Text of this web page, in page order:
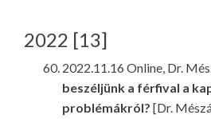
2022 [13]
2022.11.16 Online, Dr.
beszéljünk a férfival a
problémákról? [Dr.